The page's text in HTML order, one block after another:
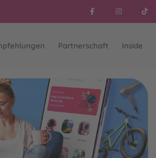
Partnerschaft Inside